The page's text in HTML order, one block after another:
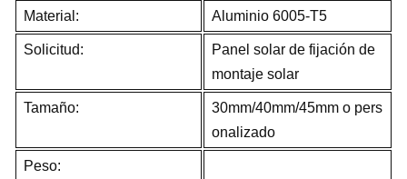
Material: Aluminio 6005-T5
Solicitud:
Panel solar de fijación de
montaje solar
Tamaño:
30mm/40mm/45mm o pers
onalizado
Peso: